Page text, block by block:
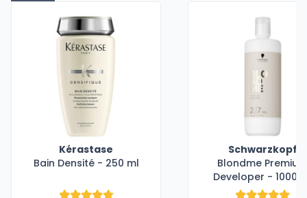
Kérastase
Bain Densité - 250 ml
Schwarzkopf
Blondme
Developer - 1000